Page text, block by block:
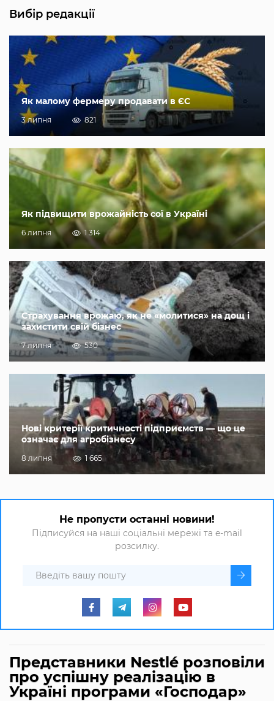
Вибір редакції
Як малому фермеру продавати в ЄС
3 липня 821
Як підвищити врожайність сої в Україні
6 липня 1 314
Страхування врожаю, як не «молитися» на дощ і
захистити свій бізнес
7 липня 530
Нові критерії критичності підприємств — що це
означає для агробізнесу
8 липня 1 665
Не пропусти останні новини!
Підписуйся на наші соціальні мережі та e-mail
розсилку.
Представники Nestlé розповіли
про успішну реалізацію в
Україні програми «Господар»